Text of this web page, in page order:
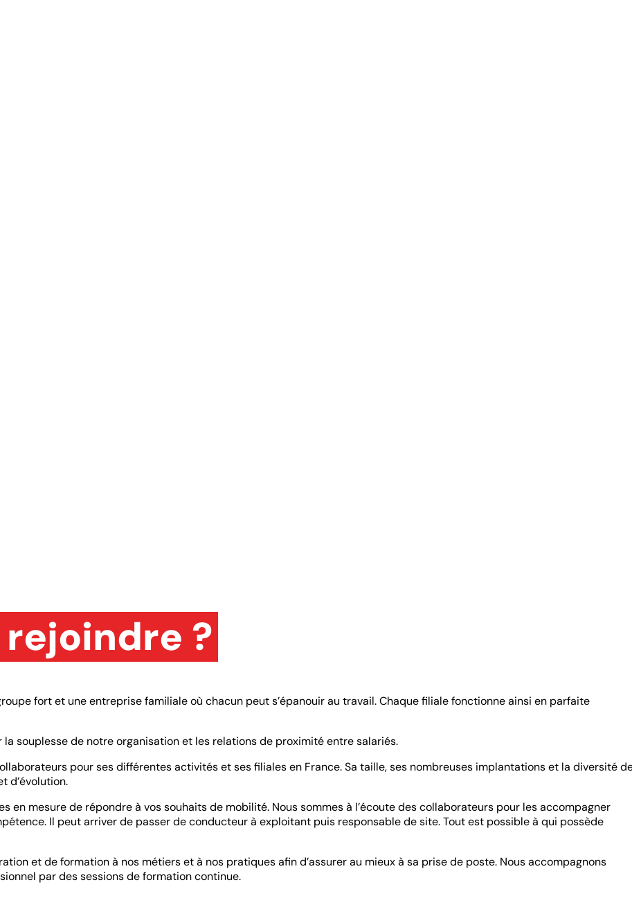
?
fort et une entreprise familiale où chacun peut s’épanouir au travail. Chaque filiale fonctionne ainsi en parfaite
souplesse de notre organisation et les relations de proximité entre salariés.
pour ses différentes activités et ses filiales en France. Sa taille, ses nombreuses implantations et la diversité
d’évolution.
en mesure de répondre à vos souhaits de mobilité. Nous sommes à l’écoute des collaborateurs pour les accompagner
Il peut arriver de passer de conducteur à exploitant puis responsable de site. Tout est possible à qui possède
et de formation à nos métiers et à nos pratiques afin d’assurer au mieux à sa prise de poste. Nous accompagnons
par des sessions de formation continue.